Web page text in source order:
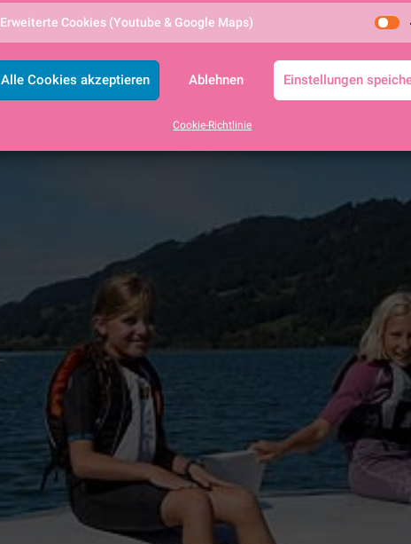
Erweiterte Cookies (Youtube & Google Maps)
Alle Cookies akzeptieren Ablehnen Einstellungen
Cookie-Richtlinie